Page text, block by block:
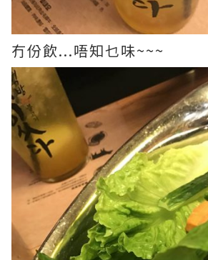
冇份飲...唔知乜味~~~